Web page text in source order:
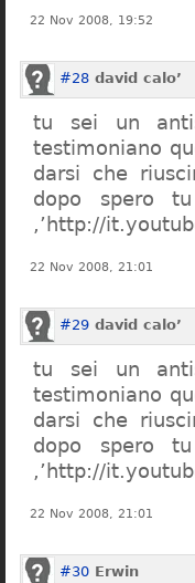
22 Nov 2008, 19:52
#28 david calo’
tu sei un
testimoniano
darsi che
dopo spero
,’http://
22 Nov 2008, 21:01
#29 david calo’
tu sei un
testimoniano
darsi che
dopo spero
,’http://
22 Nov 2008, 21:01
#30 Erwin